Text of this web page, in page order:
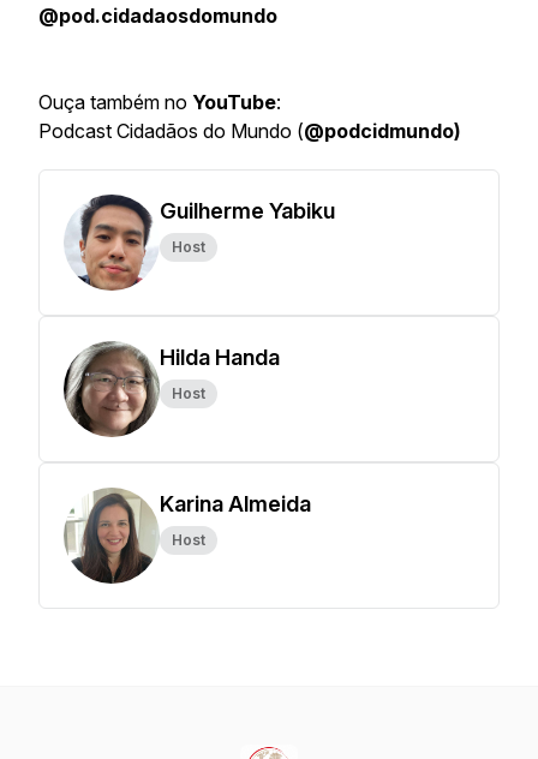
@pod.cidadaosdomundo
Ouça também no YouTube:
Podcast Cidadãos do Mundo (@podcidmundo)
Guilherme Yabiku
Host
Hilda Handa
Host
Karina Almeida
Host